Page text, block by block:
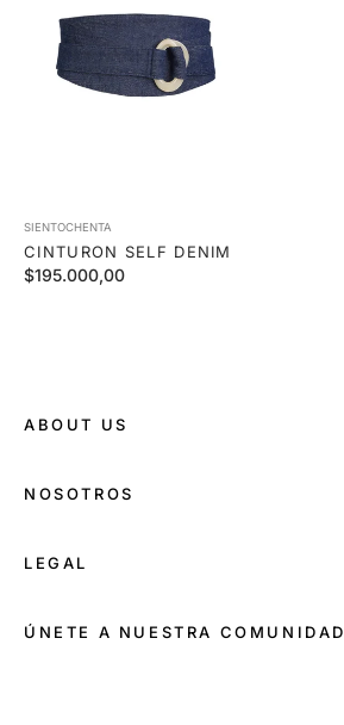
SIENTOCHENTA
CINTURON SELF DENIM
Precio
$195.000,00
ABOUT US
NOSOTROS
LEGAL
ÚNETE A NUESTRA COMUNIDAD